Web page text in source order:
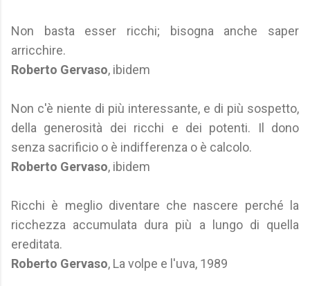
Non basta esser ricchi; bisogna anche saper
arricchire.
Roberto Gervaso, ibidem
Non c'è niente di più interessante, e di più sospetto,
della generosità dei ricchi e dei potenti. Il dono
senza sacrificio o è indifferenza o è calcolo.
Roberto Gervaso, ibidem
Ricchi è meglio diventare che nascere perché la
ricchezza accumulata dura più a lungo di quella
ereditata.
Roberto Gervaso, La volpe e l'uva, 1989